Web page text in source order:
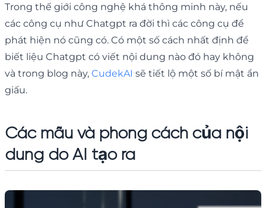
Trong thế giới công nghệ khá thông minh này, nếu
các công cụ như Chatgpt ra đời thì các công cụ để
phát hiện nó cũng có. Có một số cách nhất định để
biết liệu Chatgpt có viết nội dung nào đó hay không
và trong blog này, CudekAI sẽ tiết lộ một số bí mật ẩn
giấu.
Các mẫu và phong cách của nội
dung do AI tạo ra